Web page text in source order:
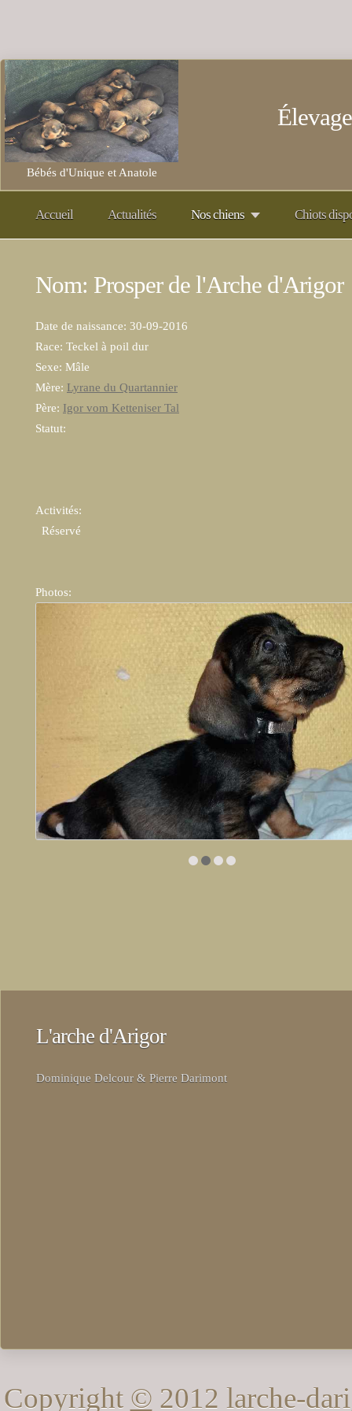
Bébés d'Unique et Anatole
Accueil Actualités Nos chiens Chiots
Nom: Prosper de l'Arche d'Arigor
Date de naissance: 30-09-2016
Race: Teckel à poil dur
Sexe: Mâle
Mère: Lyrane du Quartannier
Père: Igor vom Ketteniser Tal
Statut:
Activités:
  Réservé
Photos:
L'arche d'Arigor
Dominique Delcour & Pierre Darimont
Copyright © 2012 larche-